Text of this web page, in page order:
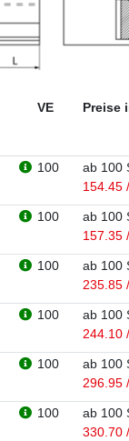
VE Preise
100
ab 100
154.45
100
ab 100
157.35
100
ab 100
235.85
100
ab 100
244.10
100
ab 100
296.95
100
ab 100
330.70